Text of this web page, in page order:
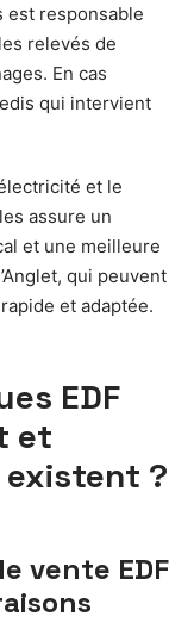
est responsable
relevés de
En cas
qui intervient
et le
assure un
et une meilleure
qui peuvent
et adaptée.
EDF
et
?
vente EDF